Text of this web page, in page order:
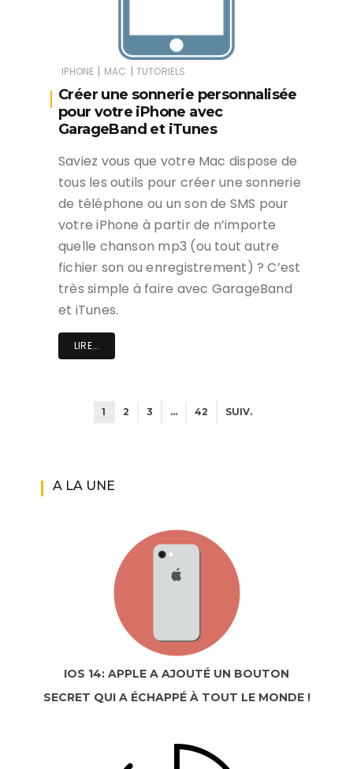
IPHONE | MAC | TUTORIELS
Créer une sonnerie personnalisée
pour votre iPhone avec
GarageBand et iTunes
Saviez vous que votre Mac dispose de
tous les outils pour créer une sonnerie
de téléphone ou un son de SMS pour
votre iPhone à partir de n’importe
quelle chanson mp3 (ou tout autre
fichier son ou enregistrement) ? C’est
très simple à faire avec GarageBand
et iTunes.
LIRE...
1 2 3 … 42 SUIV.
A LA UNE
IOS 14: APPLE A AJOUTÉ UN BOUTON
SECRET QUI A ÉCHAPPÉ À TOUT LE MONDE !